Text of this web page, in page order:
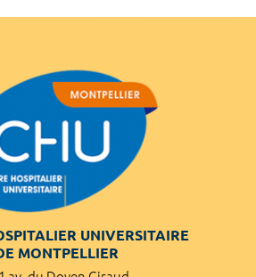
UNIVERSITAIRE
MONTPELLIER